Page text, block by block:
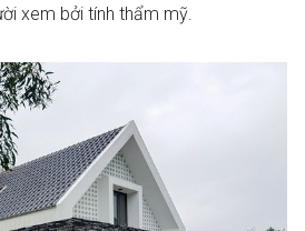
xem bởi tính thẩm mỹ.